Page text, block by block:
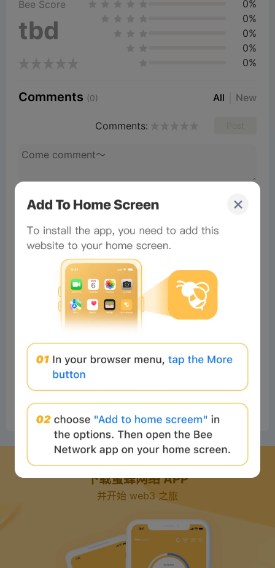
Bee Score
tbd
0%
0%
0%
0%
0%
Comments (0) All New
Comments:
No comments
下载蜜蜂网络 APP
并开始 web3 之旅